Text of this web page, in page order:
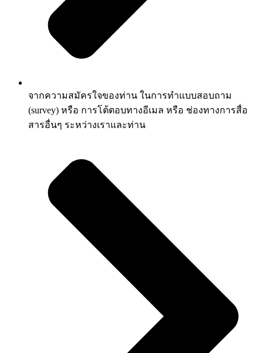
จากความสมัครใจของท่าน ในการทำแบบสอบถาม
(survey) หรือ การโต้ตอบทางอีเมล หรือ ช่องทางการสื่อ
สารอื่นๆ ระหว่างเราและท่าน